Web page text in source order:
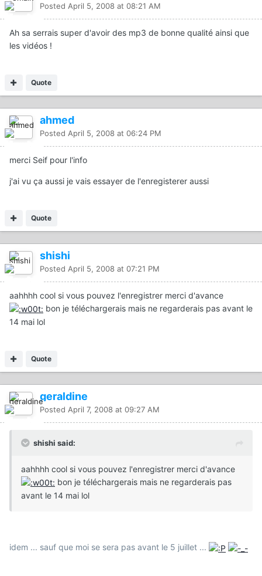
Posted April 5, 2008 at 08:21 AM
Ah sa serrais super d'avoir des mp3 de bonne qualité ainsi que
les vidéos !
Quote
ahmed
Posted April 5, 2008 at 06:24 PM
merci Seif pour l'info
j'ai vu ça aussi je vais essayer de l'enregisterer aussi
Quote
shishi
Posted April 5, 2008 at 07:21 PM
aahhhh cool si vous pouvez l'enregistrer merci d'avance
bon je téléchargerais mais ne regarderais pas avant le
14 mai lol
Quote
geraldine
Posted April 7, 2008 at 09:27 AM
shishi said:
aahhhh cool si vous pouvez l'enregistrer merci d'avance
bon je téléchargerais mais ne regarderais pas
avant le 14 mai lol
idem ... sauf que moi se sera pas avant le 5 juillet ...